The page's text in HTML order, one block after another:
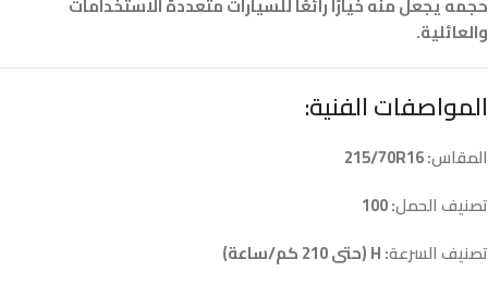
والعائلية.
المواصفات الفنية:
المقاس: 215/70R16
تصنيف الحمل: 100
تصنيف السرعة: H (حتى 210 كم/ساعة)